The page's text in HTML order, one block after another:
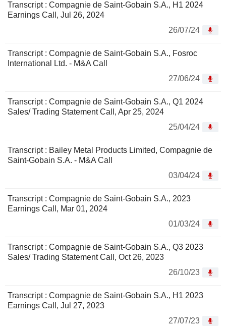
Transcript : Compagnie de Saint-Gobain S.A., H1 2024
Earnings Call, Jul 26, 2024
26/07/24
Transcript : Compagnie de Saint-Gobain S.A., Fosroc
International Ltd. - M&A Call
27/06/24
Transcript : Compagnie de Saint-Gobain S.A., Q1 2024
Sales/ Trading Statement Call, Apr 25, 2024
25/04/24
Transcript : Bailey Metal Products Limited, Compagnie de
Saint-Gobain S.A. - M&A Call
03/04/24
Transcript : Compagnie de Saint-Gobain S.A., 2023
Earnings Call, Mar 01, 2024
01/03/24
Transcript : Compagnie de Saint-Gobain S.A., Q3 2023
Sales/ Trading Statement Call, Oct 26, 2023
26/10/23
Transcript : Compagnie de Saint-Gobain S.A., H1 2023
Earnings Call, Jul 27, 2023
27/07/23